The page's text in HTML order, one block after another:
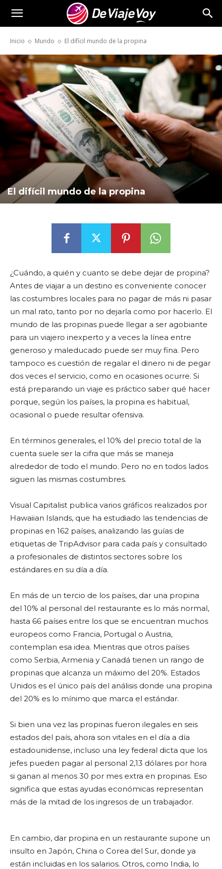
Viaje
Voy
Inicio Mundo El difícil mundo de la propina
El difícil mundo de la propina
¿Cuándo, a quién y cuanto se debe dejar de propina?
Antes de viajar a un destino es conveniente conocer
las costumbres locales para no pagar de más ni pasar
un mal rato, tanto por no dejarla como por hacerlo. El
mundo de las propinas puede llegar a ser agobiante
para un viajero inexperto y a veces la línea entre
generoso y maleducado puede ser muy fina. Pero
tampoco es cuestión de regalar el dinero ni de pegar
dos veces el servicio, como en ocasiones ocurre. Si
está preparando un viaje es práctico saber qué hacer
porque, según los países, la propina es habitual,
ocasional o puede resultar ofensiva.
En términos generales, el 10% del precio total de la
cuenta suele ser la cifra que más se maneja
alrededor de todo el mundo. Pero no en todos lados
siguen las mismas costumbres.
Visual Capitalist publica varios gráficos realizados por
Hawaiian Islands, que ha estudiado las tendencias de
propinas en 162 países, analizando las guías de
etiquetas de TripAdvisor para cada país y consultado
a profesionales de distintos sectores sobre los
estándares en su día a día.
En más de un tercio de los países, dar una propina
del 10% al personal del restaurante es lo más normal,
hasta 66 países entre los que se encuentran muchos
europeos como Francia, Portugal o Austria,
contemplan esa idea. Mientras que otros países
como Serbia, Armenia y Canadá tienen un rango de
propinas que alcanza un máximo del 20%. Estados
Unidos es el único país del análisis donde una propina
del 20% es lo mínimo que marca el estándar.
Si bien una vez las propinas fueron ilegales en seis
estados del país, ahora son vitales en el día a día
estadounidense, incluso una ley federal dicta que los
jefes pueden pagar al personal 2,13 dólares por hora
si ganan al menos 30 por mes extra en propinas. Eso
significa que estas ayudas económicas representan
más de la mitad de los ingresos de un trabajador.
En cambio, dar propina en un restaurante supone un
insulto en Japón, China o Corea del Sur, donde ya
están incluidas en los salarios. Otros, como India, lo